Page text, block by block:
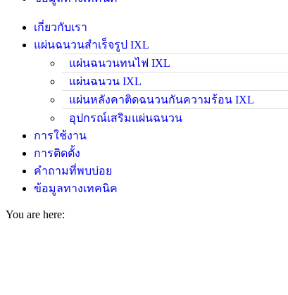
เกี่ยวกับเรา
แผ่นฉนวนสำเร็จรูป IXL
แผ่นฉนวนทนไฟ IXL
แผ่นฉนวน IXL
แผ่นหลังคาติดฉนวนกันความร้อน IXL
อุปกรณ์เสริมแผ่นฉนวน
การใช้งาน
การติดตั้ง
คำถามที่พบบ่อย
ข้อมูลทางเทคนิค
You are here: